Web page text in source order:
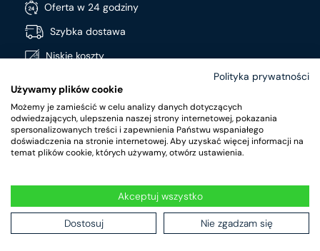
Oferta w 24 godziny
Szybka dostawa
Niskie koszty
Szeroki asortyment
Produkty wysokiej jakości
RotomRent Copyright 2024.|Polityka prywatności
Polityka prywatności
Używamy plików cookie
Możemy je zamieścić w celu analizy danych dotyczących
odwiedzających, ulepszenia naszej strony internetowej, pokazania
spersonalizowanych treści i zapewnienia Państwu wspaniałego
doświadczenia na stronie internetowej. Aby uzyskać więcej informacji na
temat plików cookie, których używamy, otwórz ustawienia.
Akceptuj wszystko
Dostosuj Nie zgadzam się